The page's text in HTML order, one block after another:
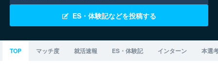
ES・体験記などを投稿する
TOP マッチ度 就活速報 ES・体験記 インターン 本選